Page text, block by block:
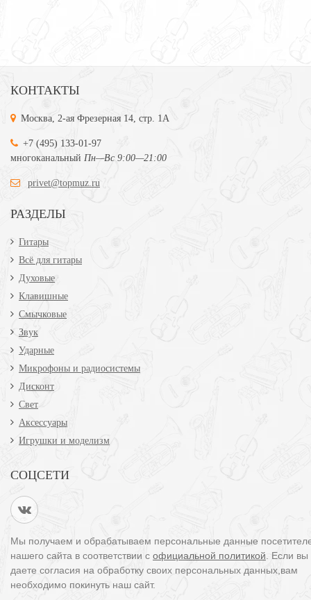
КОНТАКТЫ
Москва, 2-ая Фрезерная 14, стр. 1А
+7 (495) 133-01-97
многоканальный Пн—Вс 9:00—21:00
privet@topmuz.ru
РАЗДЕЛЫ
Гитары
Всё для гитары
Духовые
Клавишные
Смычковые
Звук
Ударные
Микрофоны и радиосистемы
Дисконт
Свет
Аксессуары
Игрушки и моделизм
СОЦСЕТИ
Мы получаем и обрабатываем персональные данные
нашего сайта в соответствии с официальной политикой. Если вы
даете согласия на обработку своих персональных данных,вам
необходимо покинуть наш сайт.